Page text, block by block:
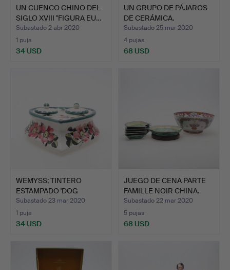
UN CUENCO CHINO DEL
SIGLO XVIII "FIGURA EU…
Subastado 2 abr 2020
1 puja
34 USD
UN GRUPO DE PÁJAROS
DE CERÁMICA.
Subastado 25 mar 2020
4 pujas
68 USD
WEMYSS; TINTERO
ESTAMPADO 'DOG
ROSES'.
Subastado 23 mar 2020
1 puja
34 USD
JUEGO DE CENA PARTE
FAMILLE NOIR CHINA.
Subastado 22 mar 2020
5 pujas
68 USD